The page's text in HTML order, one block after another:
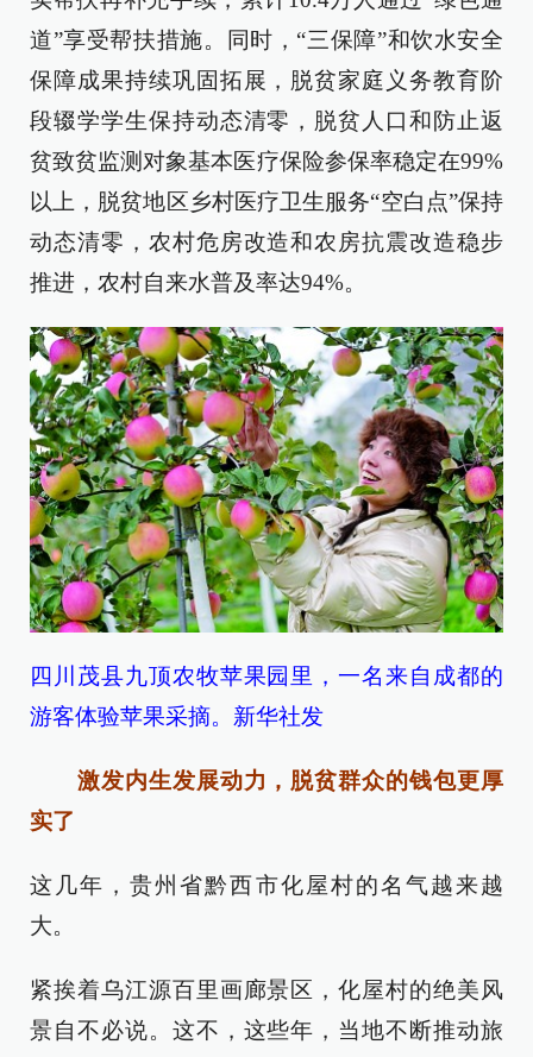
道”享受帮扶措施。同时，“三保障”和饮水安全
保障成果持续巩固拓展，脱贫家庭义务教育阶
段辍学学生保持动态清零，脱贫人口和防止返
贫致贫监测对象基本医疗保险参保率稳定在99%
以上，脱贫地区乡村医疗卫生服务“空白点”保持
动态清零，农村危房改造和农房抗震改造稳步
推进，农村自来水普及率达94%。
四川茂县九顶农牧苹果园里，一名来自成都的
游客体验苹果采摘。新华社发
激发内生发展动力，脱贫群众的钱包更厚
实了
这几年，贵州省黔西市化屋村的名气越来越
大。
紧挨着乌江源百里画廊景区，化屋村的绝美风
景自不必说。这不，这些年，当地不断推动旅